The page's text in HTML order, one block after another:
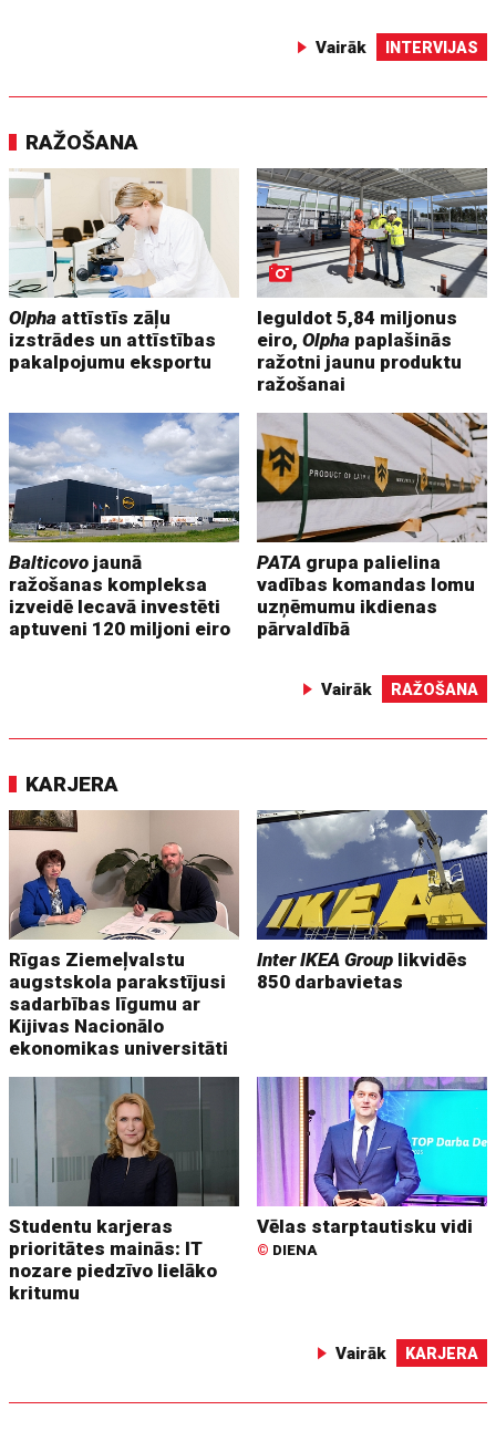
Vairāk INTERVIJAS
RAŽOŠANA
Olpha attīstīs zāļu
izstrādes un attīstības
pakalpojumu eksportu
Ieguldot 5,84 miljonus
eiro,Olpha paplašinās
ražotni jaunu produktu
ražošanai
Balticovo jaunā
ražošanas kompleksa
izveidē Iecavā investēti
aptuveni 120 miljoni eiro
PATA grupa palielina
vadības komandas lomu
uzņēmumu ikdienas
pārvaldībā
Vairāk RAŽOŠANA
KARJERA
Rīgas Ziemeļvalstu
augstskola parakstījusi
sadarbības līgumu ar
Kijivas Nacionālo
ekonomikas universitāti
Inter IKEA Group likvidēs
850 darbavietas
Studentu karjeras
prioritātes mainās: IT
nozare piedzīvo lielāko
kritumu
Vēlas starptautisku vidi
© DIENA
Vairāk KARJERA